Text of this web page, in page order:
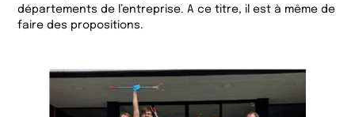
départements de l’entreprise. A ce titre, il est à même de
faire des propositions.